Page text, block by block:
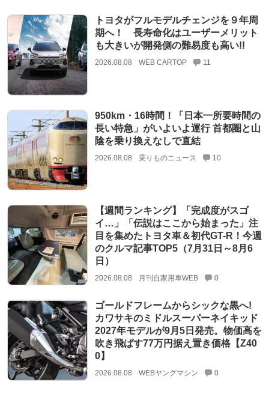
トヨタがフルモデルチェンジを９年周
期へ！ 長寿命化はユーザーメリット
も大きいが開発側の難易度も高い!!
2026.08.08 WEB CARTOP 11
950km・16時間！「日本一所要時間の
長い特急」がいよいよ運行 首都圏と山
陰を乗り換えなしで直結
2026.08.08 乗りものニュース 10
【週間ランキング】「完成度がスゴ
イ…」「伝説はここから始まった」注
目を集めたトヨタ車＆初代GT-R！今週
のクルマ記事TOP5（7月31日～8月6
日）
2026.08.08 月刊自家用車WEB 0
ゴールドフレームからシックな黒へ!
カワサキのミドルスーパーネイキッド
2027年モデルが9月5日発売。物価高を
吹き飛ばす77万円据え置き価格【Z40
0】
2026.08.08 WEBヤングマシン 0